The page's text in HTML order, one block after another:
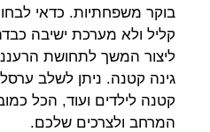
בוקר משפחתיות. כדאי
קליל ולא מערכת ישיבה
ליצור המשך לתחושת
גינה קטנה. ניתן לשלב ערסל
קטנה לילדים ועוד, הכל
המרחב ולצרכים שלכם.